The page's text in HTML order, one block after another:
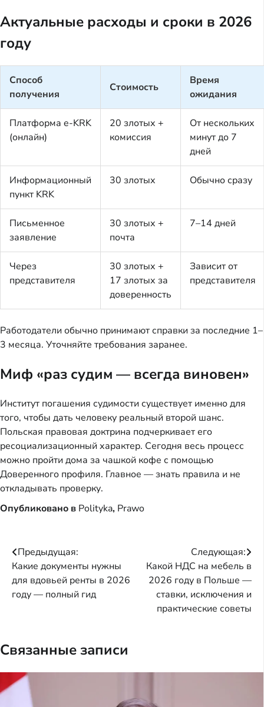
Актуальные расходы и сроки в 2026
году
Способ
получения
Стоимость
Время
ожидания
Платформа e-KRK
(онлайн)
20 злотых +
комиссия
От нескольких
минут до 7
дней
Информационный
пункт KRK
30 злотых Обычно сразу
Письменное
заявление
30 злотых +
почта
7–14 дней
Через
представителя
30 злотых +
17 злотых за
доверенность
Зависит от
представителя
Работодатели обычно принимают справки за последние 1–
3 месяца. Уточняйте требования заранее.
Миф «раз судим — всегда виновен»
Институт погашения судимости существует именно для
того, чтобы дать человеку реальный второй шанс.
Польская правовая доктрина подчеркивает его
ресоциализационный характер. Сегодня весь процесс
можно пройти дома за чашкой кофе с помощью
Доверенного профиля. Главное — знать правила и не
откладывать проверку.
Опубликовано в Polityka, Prawo
Навигация
по
записям
Предыдущая:
Какие документы нужны
для вдовьей ренты в 2026
году — полный гид
Следующая:
Какой НДС на мебель в
2026 году в Польше —
ставки, исключения и
практические советы
Связанные записи